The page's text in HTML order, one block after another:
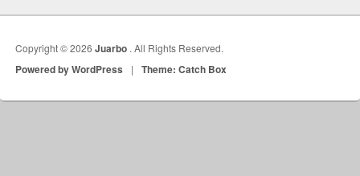
Copyright © 2026Juarbo . All Rights Reserved.
Powered by WordPress | Theme: Catch Box